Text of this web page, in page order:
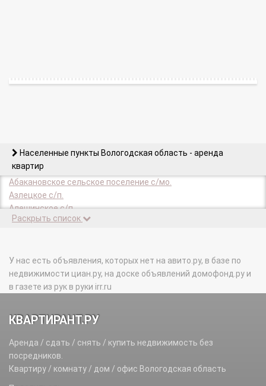
Населенные пункты Вологодская область - аренда
квартир
Абакановское сельское поселение с/мо.
Азлецкое с/п.
Алешинское с/п.
Алмозерское с/п.
Анненское с/п.
Антушевское с/п.
Анхимовское с/п.
Архангельский с/с.
Бабаево г.
Бабаевский р-н.
Бабушкинский р-н.
Бекетовское с/п.
Раскрыть список
У нас есть объявления, которых нет на авито.ру, в базе по
недвижимости циан.ру, на доске объявлений домофонд.ру и
в газете из рук в руки irr.ru
КВАРТИРАНТ.РУ
Аренда / сдать / снять / купить недвижимость без
посредников.
Квартиру / комнату / дом / офис Вологодская область